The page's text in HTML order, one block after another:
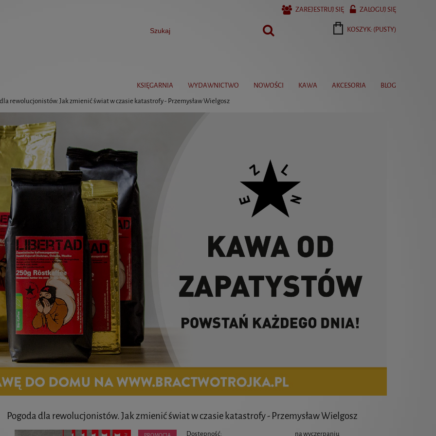
ZAREJESTRUJ SIĘ ZALOGUJ SIĘ
KOSZYK: (PUSTY)
KSIĘGARNIA WYDAWNICTWO NOWOŚCI KAWA AKCESORIA
BLOG
rewolucjonistów. Jak zmienić świat w czasie katastrofy - Przemysław Wielgosz
Pogoda dla rewolucjonistów. Jak zmienić świat w czasie katastrofy - Przemysław Wielgosz
Dostępność: na wyczerpaniu